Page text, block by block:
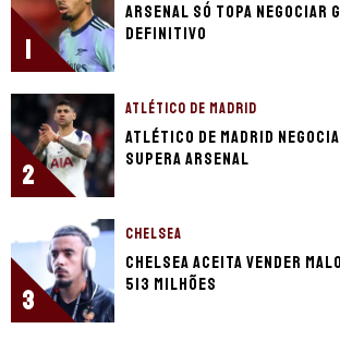
1
Arsenal só topa negociar
definitivo
2
ATLÉTICO DE MADRID
Atlético de Madrid negocia
supera Arsenal
3
CHELSEA
Chelsea aceita vender
513 milhões